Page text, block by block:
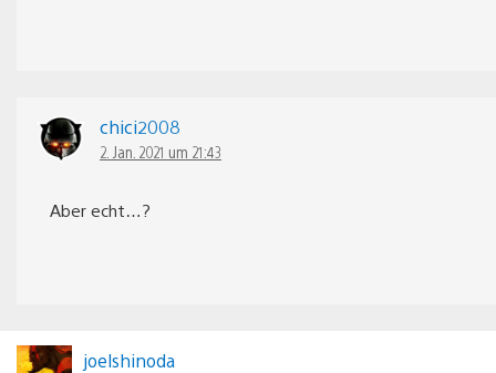
chici2008
2. Jan. 2021 um 21:43
Aber echt…?
joelshinoda